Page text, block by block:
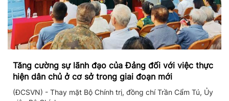
Tăng cường sự lãnh đạo của Đảng đối với việc thực
hiện dân chủ ở cơ sở trong giai đoạn mới
(ĐCSVN) - Thay mặt Bộ Chính trị, đồng chí Trần Cẩm Tú, Ủy